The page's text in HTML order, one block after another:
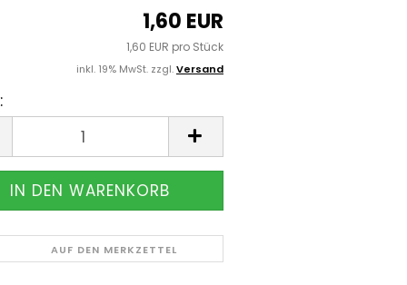
1,60 EUR
1,60 EUR pro Stück
inkl. 19% MwSt. zzgl.Versand
AUF DEN MERKZETTEL